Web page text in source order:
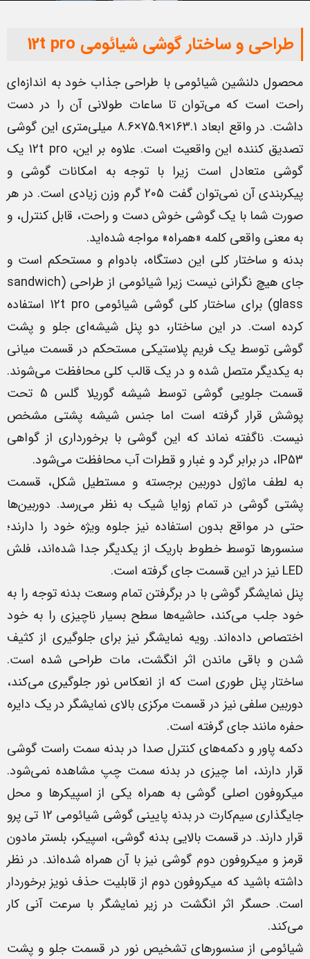
طراحی و ساختار گوشی شیائومی 12t pro
محصول دلنشین شیائومی با طراحی جذاب خود به اندازه‌ای
راحت است که می‌توان تا ساعات طولانی آن را در دست
داشت. در واقع ابعاد 163.1×75.9×8.6 میلی‌متری این گوشی
تصدیق کننده این واقعیت است. علاوه بر این، 12t pro یک
گوشی متعادل است زیرا با توجه به امکانات گوشی و
پیکربندی آن نمی‌توان گفت 205 گرم وزن زیادی است. در هر
صورت شما با یک گوشی خوش دست و راحت، قابل کنترل، و
به معنی واقعی کلمه «همراه» مواجه شده‌اید.
بدنه و ساختار کلی این دستگاه، بادوام و مستحکم است و
جای هیچ نگرانی نیست زیرا شیائومی از طراحی (sandwich
glass) برای ساختار کلی گوشی شیائومی 12t pro استفاده
کرده است. در این ساختار، دو پنل شیشه‌ای جلو و پشت
گوشی توسط یک فریم پلاستیکی مستحکم در قسمت میانی
به یکدیگر متصل شده و در یک قالب کلی محافظت می‌شوند.
قسمت جلویی گوشی توسط شیشه گوریلا گلس 5 تحت
پوشش قرار گرفته است اما جنس شیشه پشتی مشخص
نیست. ناگفته نماند که این گوشی با برخورداری از گواهی
IP53، در برابر گرد و غبار و قطرات آب محافظت می‌شود.
به لطف ماژول دوربین برجسته و مستطیل شکل، قسمت
پشتی گوشی در تمام زوایا شیک به نظر می‌رسد. دوربین‌ها
حتی در مواقع بدون استفاده نیز جلوه ویژه خود را دارند؛
سنسورها توسط خطوط باریک از یکدیگر جدا شده‌اند، فلش
LED نیز در این قسمت جای گرفته است.
پنل نمایشگر گوشی با در برگرفتن تمام وسعت بدنه توجه را به
خود جلب می‌کند، حاشیه‌ها سطح بسیار ناچیزی را به خود
اختصاص داده‌اند. رویه نمایشگر نیز برای جلوگیری از کثیف
شدن و باقی ماندن اثر انگشت، مات طراحی شده است.
ساختار پنل طوری است که از انعکاس نور جلوگیری می‌کند،
دوربین سلفی نیز در قسمت مرکزی بالای نمایشگر در یک دایره
حفره مانند جای گرفته است.
دکمه پاور و دکمه‌های کنترل صدا در بدنه سمت راست گوشی
قرار دارند، اما چیزی در بدنه سمت چپ مشاهده نمی‌شود.
میکروفون اصلی گوشی به همراه یکی از اسپیکرها و محل
جایگذاری سیم‌کارت در بدنه پایینی گوشی شیائومی 12 تی پرو
قرار دارند. در قسمت بالایی بدنه گوشی، اسپیکر، بلستر مادون
قرمز و میکروفون دوم گوشی نیز با آن همراه شده‌اند. در نظر
داشته باشید که میکروفون دوم از قابلیت حذف نویز برخوردار
است. حسگر اثر انگشت در زیر نمایشگر با سرعت آنی کار
می‌کند.
شیائومی از سنسورهای تشخیص نور در قسمت جلو و پشت